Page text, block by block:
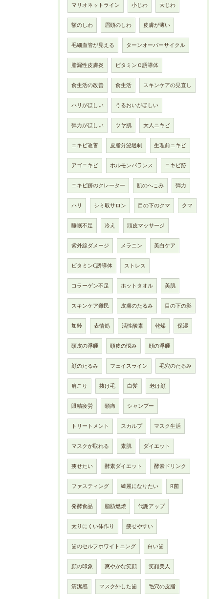
マリオネットライン 小じわ 大じわ
額のしわ 眉頭のしわ 皮膚が薄い
毛細血管が見える ターンオーバーサイクル
脂漏性皮膚炎 ビタミンＣ誘導体
食生活の改善 食生活 スキンケアの見直し
ハリがほしい うるおいがほしい
弾力がほしい ツヤ肌 大人ニキビ
ニキビ改善 皮脂分泌過剰 生理前ニキビ
アゴニキビ ホルモンバランス ニキビ跡
ニキビ跡のクレーター 肌のへこみ 弾力
ハリ シミ取サロン 目の下のクマ クマ
睡眠不足 冷え 頭皮マッサージ
紫外線ダメージ メラニン 美白ケア
ビタミンC誘導体 ストレス
コラーゲン不足 ホットタオル 美肌
スキンケア難民 皮膚のたるみ 目の下の影
加齢 表情筋 活性酸素 乾燥 保湿
頭皮の浮腫 頭皮の悩み 顔の浮腫
顔のたるみ フェイスライン 毛穴のたるみ
肩こり 抜け毛 白髪 老け顔
眼精疲労 頭痛 シャンプー
トリートメント スカルプ マスク生活
マスクが取れる 素肌 ダイエット
痩せたい 酵素ダイエット 酵素ドリンク
ファスティング 綺麗になりたい R菌
発酵食品 脂肪燃焼 代謝アップ
太りにくい体作り 痩せやすい
歯のセルフホワイトニング 白い歯
顔の印象 爽やかな笑顔 笑顔美人
清潔感 マスク外した歯 毛穴の皮脂